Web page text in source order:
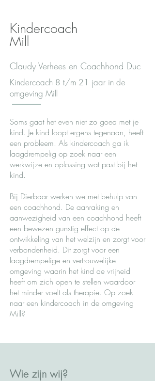
Kindercoach
Mill
Claudy Verhees en Coachhond Duc
Kindercoach 8 t/m 21 jaar in de
omgeving Mill
Soms gaat het even niet zo goed met je
kind. Je kind loopt ergens tegenaan, heeft
een probleem. Als kindercoach ga ik
laagdrempelig op zoek naar een
werkwijze en oplossing wat past bij het
kind.
Bij Dierbaar werken we met behulp van
een coachhond. De aanraking en
aanwezigheid van een coachhond heeft
een bewezen gunstig effect op de
ontwikkeling van het welzijn en zorgt voor
verbondenheid. Dit zorgt voor een
laagdrempelige en vertrouwelijke
omgeving waarin het kind de vrijheid
heeft om zich open te stellen waardoor
het minder voelt als therapie. Op zoek
naar een kindercoach in de omgeving
Mill?
Wie zijn wij?